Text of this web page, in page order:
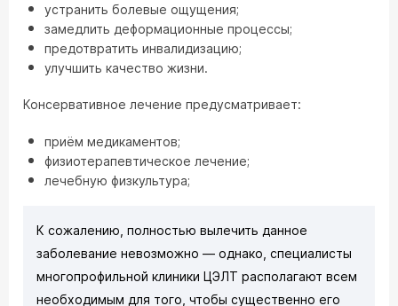
устранить болевые ощущения;
замедлить деформационные процессы;
предотвратить инвалидизацию;
улучшить качество жизни.
Консервативное лечение предусматривает:
приём медикаментов;
физиотерапевтическое лечение;
лечебную физкультура;
К сожалению, полностью вылечить данное
заболевание невозможно — однако, специалисты
многопрофильной клиники ЦЭЛТ располагают всем
необходимым для того, чтобы существенно его